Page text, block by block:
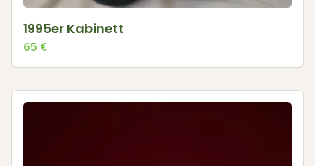
1995er Kabinett
65 €